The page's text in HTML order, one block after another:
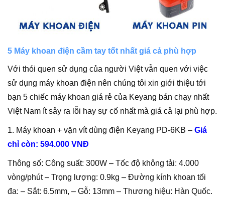
5 Máy khoan điện cầm tay tốt nhất giá cả phù hợp
Với thói quen sử dụng của người Việt vẫn quen với việc
sử dụng máy khoan điện nên chúng tôi xin giới thiệu tới
bạn 5 chiếc máy khoan giá rẻ của Keyang bán chạy nhất
Việt Nam ít sảy ra lỗi hay sự cố nhất mà giá cả lại phù hợp.
1. Máy khoan + vặn vít dùng điện Keyang PD-6KB – Giá
chỉ còn: 594.000 VNĐ
Thông số: Công suất: 300W – Tốc độ không tải: 4.000
vòng/phút – Trọng lượng: 0.9kg – Đường kính khoan tối
đa: – Sắt: 6.5mm, – Gỗ: 13mm – Thương hiệu: Hàn Quốc.